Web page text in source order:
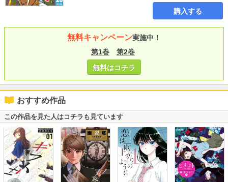
購入する
無料キャンペーン実施中！
第1巻
第2巻
無料はコチラ
おすすめ作品
この作品を見た人はコチラも見ています